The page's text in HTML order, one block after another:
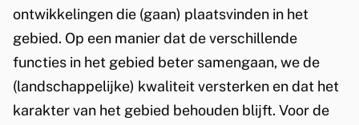
n
d
i
s
e
x
t
ontwikkelingen die (gaan) plaatsvinden in het
gebied. Op een manier dat de verschillende
functies in het gebied beter samengaan, we de
(landschappelijke) kwaliteit versterken en dat het
karakter van het gebied behouden blijft. Voor de